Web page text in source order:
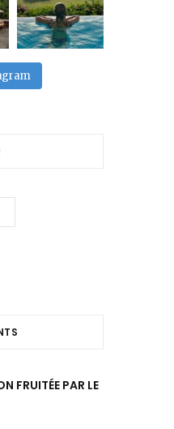
FRUITÉE PAR LE